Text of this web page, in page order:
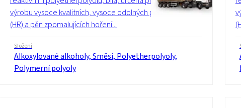
výrobu vysoce kvalitních, vysoce odolných pěn
(HR) a pěn zpomalujících hoření...
Složení
Alkoxylované alkoholy, Směsi, Polyetherpolyoly,
Polymerní polyoly